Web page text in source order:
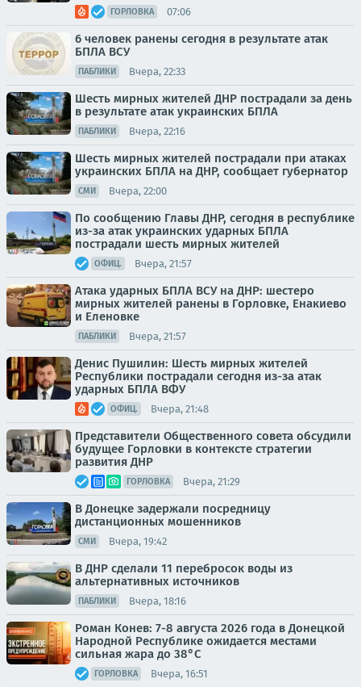
ГОРЛОВКА 07:06
6 человек ранены сегодня в результате атак
БПЛА ВСУ
ПАБЛИКИ Вчера, 22:33
Шесть мирных жителей ДНР пострадали за день
в результате атак украинских БПЛА
ПАБЛИКИ Вчера, 22:16
Шесть мирных жителей пострадали при атаках
украинских БПЛА на ДНР, сообщает губернатор
СМИ Вчера, 22:00
По сообщению Главы ДНР, сегодня в республике
из-за атак украинских ударных БПЛА
пострадали шесть мирных жителей
ОФИЦ. Вчера, 21:57
Атака ударных БПЛА ВСУ на ДНР: шестеро
мирных жителей ранены в Горловке, Енакиево
и Еленовке
ПАБЛИКИ Вчера, 21:57
Денис Пушилин: Шесть мирных жителей
Республики пострадали сегодня из-за атак
ударных БПЛА ВФУ
ОФИЦ. Вчера, 21:48
Представители Общественного совета обсудили
будущее Горловки в контексте стратегии
развития ДНР
ГОРЛОВКА Вчера, 21:29
В Донецке задержали посредницу
дистанционных мошенников
СМИ Вчера, 19:42
В ДНР сделали 11 перебросок воды из
альтернативных источников
ПАБЛИКИ Вчера, 18:16
Роман Конев: 7-8 августа 2026 года в Донецкой
Народной Республике ожидается местами
сильная жара до 38°С
ГОРЛОВКА Вчера, 16:51